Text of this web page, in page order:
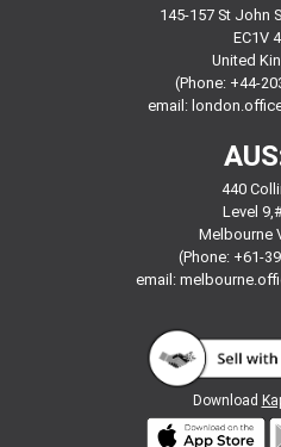
145-157 St John
EC1V
United
(Phone: +44-
email:
440
Level
Melbourne
(Phone: +61-
email:
Download